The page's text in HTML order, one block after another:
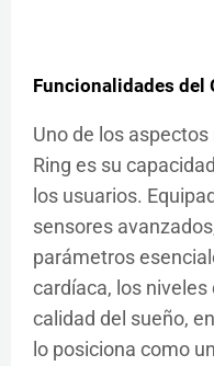
Funcionalidades del
Uno de los
Ring es su
los usuarios.
sensores
parámetros
cardíaca, los niveles
calidad del sueño,
lo posiciona como